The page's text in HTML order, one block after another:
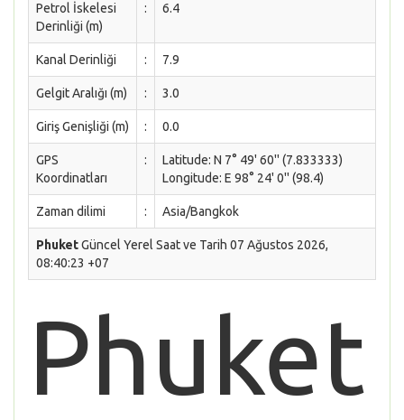
Petrol İskelesi
Derinliği (m)
: 6.4
Kanal Derinliği : 7.9
Gelgit Aralığı (m) : 3.0
Giriş Genişliği (m) : 0.0
GPS
Koordinatları
:
Latitude: N 7° 49' 60'' (7.833333)
Longitude: E 98° 24' 0'' (98.4)
Zaman dilimi : Asia/Bangkok
PhuketGüncel Yerel Saat ve Tarih 07 Ağustos 2026,
08:40:23 +07
Phuket